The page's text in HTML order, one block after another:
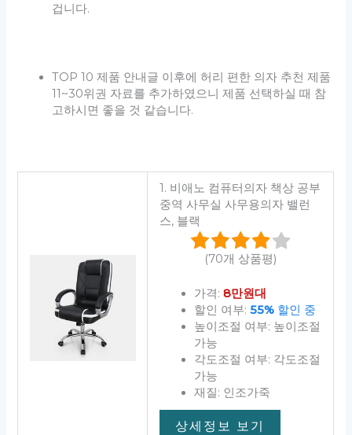
겁니다.
TOP 10 제품 안내글 이후에 허리 편한 의자 추천 제품
11~30위권 자료를 추가하였으니 제품 선택하실 때 참
고하시면 좋을 것 같습니다.
1. 비애노 컴퓨터의자 책상 공부
중역 사무실 사무용의자 밸런
스, 블랙
(70개 상품평)
가격: 8만원대
할인 여부: 55%할인 중
높이조절 여부: 높이조절
가능
각도조절 여부: 각도조절
가능
재질: 인조가죽
상세정보 보기